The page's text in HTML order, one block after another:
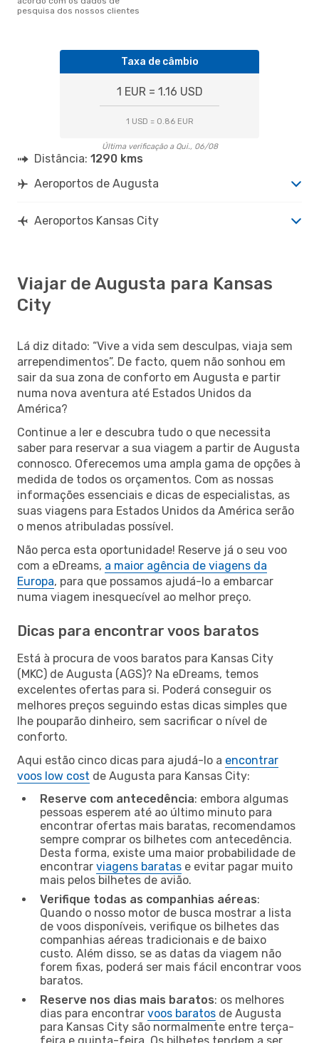
pesquisa dos nossos clientes
Taxa de câmbio
1 EUR = 1.16 USD
1 USD = 0.86 EUR
Última verificação a Qui., 06/08
Distância: 1290 kms
Aeroportos de Augusta
Aeroportos Kansas City
Viajar de Augusta para Kansas
City
Lá diz ditado: “Vive a vida sem desculpas, viaja sem
arrependimentos”. De facto, quem não sonhou em
sair da sua zona de conforto em Augusta e partir
numa nova aventura até Estados Unidos da
América?
Continue a ler e descubra tudo o que necessita
saber para reservar a sua viagem a partir de Augusta
connosco. Oferecemos uma ampla gama de opções à
medida de todos os orçamentos. Com as nossas
informações essenciais e dicas de especialistas, as
suas viagens para Estados Unidos da América serão
o menos atribuladas possível.
Não perca esta oportunidade! Reserve já o seu voo
com a eDreams, a maior agência de viagens da
Europa, para que possamos ajudá-lo a embarcar
numa viagem inesquecível ao melhor preço.
Dicas para encontrar voos baratos
Está à procura de voos baratos para Kansas City
(MKC) de Augusta (AGS)? Na eDreams, temos
excelentes ofertas para si. Poderá conseguir os
melhores preços seguindo estas dicas simples que
lhe pouparão dinheiro, sem sacrificar o nível de
conforto.
Aqui estão cinco dicas para ajudá-lo a encontrar
voos low cost de Augusta para Kansas City:
Reserve com antecedência: embora algumas
pessoas esperem até ao último minuto para
encontrar ofertas mais baratas, recomendamos
sempre comprar os bilhetes com antecedência.
Desta forma, existe uma maior probabilidade de
encontrar viagens baratas e evitar pagar muito
mais pelos bilhetes de avião.
Verifique todas as companhias aéreas:
Quando o nosso motor de busca mostrar a lista
de voos disponíveis, verifique os bilhetes das
companhias aéreas tradicionais e de baixo
custo. Além disso, se as datas da viagem não
forem fixas, poderá ser mais fácil encontrar voos
baratos.
Reserve nos dias mais baratos: os melhores
dias para encontrar voos baratos de Augusta
para Kansas City são normalmente entre terça-